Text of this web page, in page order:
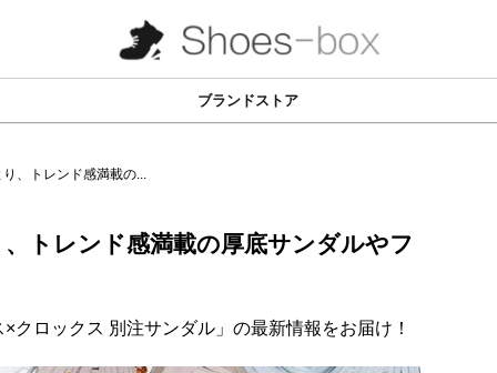
ブランドストア
、トレンド感満載の...
トレンド感満載の厚底サンダルやフ
クロックス 別注サンダル」の最新情報をお届け！